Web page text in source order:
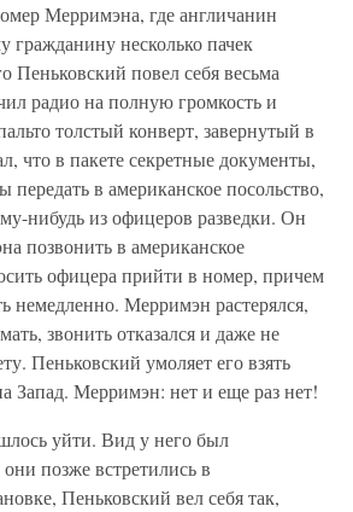
Мерримэна, где англичанин
гражданину несколько пачек
Пеньковский повел себя весьма
радио на полную громкость и
толстый конверт, завернутый в
что в пакете секретные документы,
передать в американское посольство,
нибудь из офицеров разведки. Он
позвонить в американское
офицера прийти в номер, причем
немедленно. Мерримэн растерялся,
звонить отказался и даже не
Пеньковский умоляет его взять
Запад. Мерримэн: нет и еще раз нет!
уйти. Вид у него был
позже встретились в
Пеньковский вел себя так,